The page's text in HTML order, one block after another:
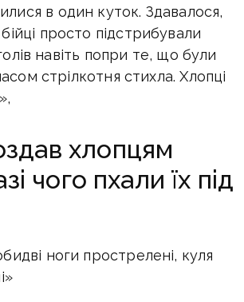
в один куток. Здавалося,
просто підстрибували
навіть попри те, що були
стрілкотня стихла. Хлопці
хлопцям
чого пхали їх під
ноги прострелені, куля